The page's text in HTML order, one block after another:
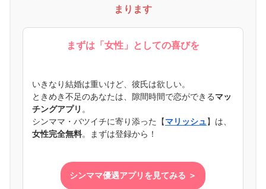
まります
まずは「女性」としての喜びを
いきなり結婚は重いけど、彼氏は欲しい。
ときめき不足のあなたは、隙間時間で恋ができるマッ
チングアプリ 。
シンママ・バツイチに寄り添った【マリッシュ】は、
女性完全無料。まずは登録から！
シンママ優遇アプリを見てみる ＞